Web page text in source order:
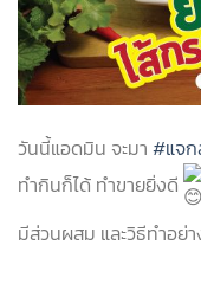
วันนี้แอดมิน จะมา #แจ
ทำกินก็ได้ ทำขายยิ่งดี
มีส่วนผสม และวิธีทำอย่